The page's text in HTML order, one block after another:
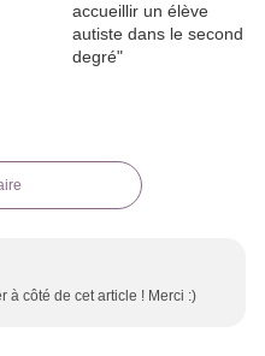
à côté de cet article ! Merci :)